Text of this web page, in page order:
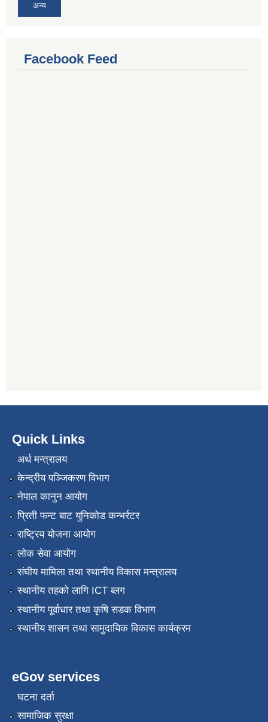
अन्य
Facebook Feed
Quick Links
अर्थ मन्त्रालय
केन्द्रीय पञ्जिकरण विभाग
नेपाल कानुन आयोग
प्रिती फन्ट बाट युनिकोड कन्भर्रटर
राष्ट्रिय योजना आयोग
लोक सेवा आयोग
संघीय मामिला तथा स्थानीय विकास मन्त्रालय
स्थानीय तहको लागि ICT ब्लग
स्थानीय पूर्वाधार तथा कृषि सडक विभाग
स्थानीय शासन तथा सामुदायिक विकास कार्यक्रम
eGov services
घटना दर्ता
सामाजिक सुरक्षा